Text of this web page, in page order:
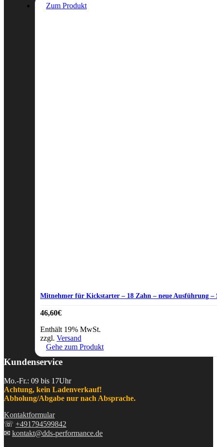
Zum Produkt
Mitnehmer für Kickstarter – 18 Zahn – neue Ausführung –
46,60€
Enthält 19% MwSt.
zzgl. Versand
Gehe zum Produkt
Kundenservice
Mo.-Fr.: 09 bis 17Uhr
Achtung, kein Ladenverkauf!
Abholung/Abgabe nur nach Absprache.
Kontaktformular
☏ +491794599842
✉ kontakt@dds-performance.de